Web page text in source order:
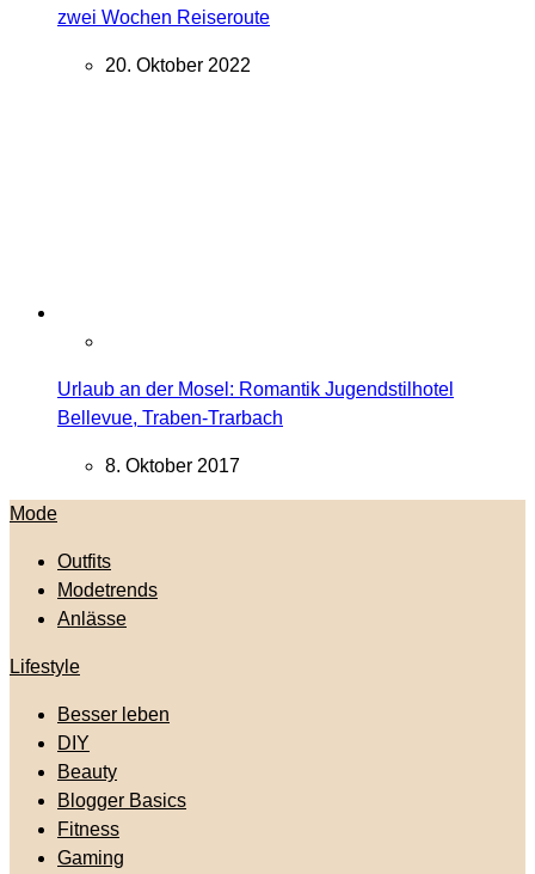
zwei Wochen Reiseroute
20. Oktober 2022
Urlaub an der Mosel: Romantik Jugendstilhotel
Bellevue, Traben-Trarbach
8. Oktober 2017
Mode
Outfits
Modetrends
Anlässe
Lifestyle
Besser leben
DIY
Beauty
Blogger Basics
Fitness
Gaming